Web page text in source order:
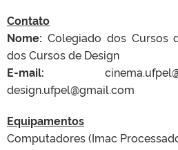
Contato
Nome: Colegiado dos Cursos
dos Cursos de Design
E-mail:
design.ufpel@gmail.com
Equipamentos
Computadores (Imac